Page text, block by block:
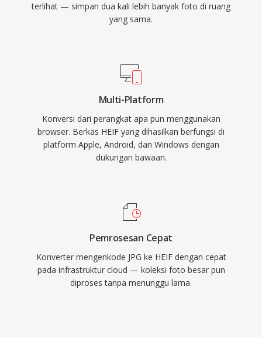
terlihat — simpan dua kali lebih banyak foto di ruang
yang sama.
Multi-Platform
Konversi dari perangkat apa pun menggunakan
browser. Berkas HEIF yang dihasilkan berfungsi di
platform Apple, Android, dan Windows dengan
dukungan bawaan.
Pemrosesan Cepat
Konverter mengenkode JPG ke HEIF dengan cepat
pada infrastruktur cloud — koleksi foto besar pun
diproses tanpa menunggu lama.